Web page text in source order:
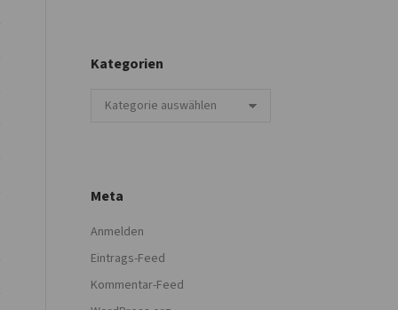
Kategorien
Kategorien
Meta
Anmelden
Eintrags-Feed
Kommentar-Feed